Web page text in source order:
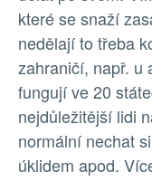
které se snaží
nedělají to třeba
zahraničí, např. u
fungují ve 20
nejdůležitější lidi
normální nechat
úklidem apod.